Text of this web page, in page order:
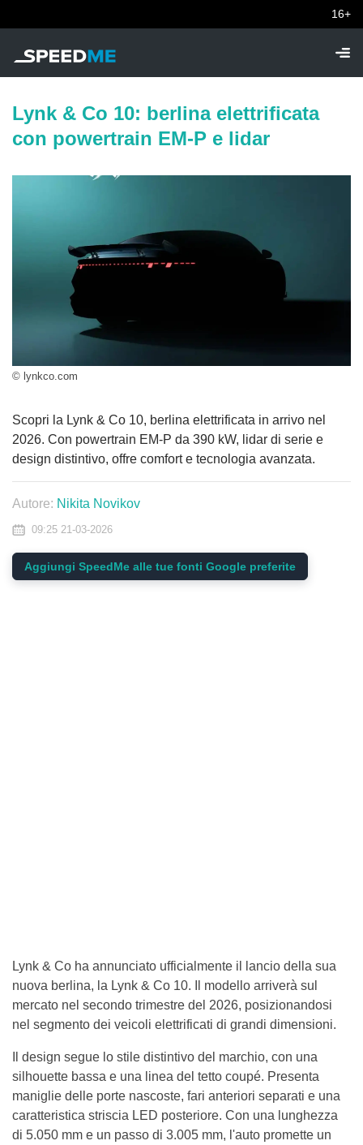
16+
Lynk & Co 10: berlina elettrificata
con powertrain EM-P e lidar
© lynkco.com
Scopri la Lynk & Co 10, berlina elettrificata in arrivo nel
2026. Con powertrain EM-P da 390 kW, lidar di serie e
design distintivo, offre comfort e tecnologia avanzata.
Autore: Nikita Novikov
09:25 21-03-2026
Aggiungi SpeedMe alle tue fonti Google preferite
Lynk & Co ha annunciato ufficialmente il lancio della sua
nuova berlina, la Lynk & Co 10. Il modello arriverà sul
mercato nel secondo trimestre del 2026, posizionandosi
nel segmento dei veicoli elettrificati di grandi dimensioni.
Il design segue lo stile distintivo del marchio, con una
silhouette bassa e una linea del tetto coupé. Presenta
maniglie delle porte nascoste, fari anteriori separati e una
caratteristica striscia LED posteriore. Con una lunghezza
di 5.050 mm e un passo di 3.005 mm, l'auto promette un